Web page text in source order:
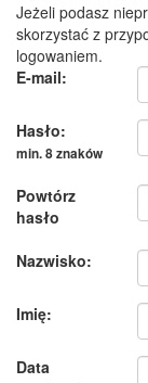
Jeżeli podasz
skorzystać z
logowaniem.
E-mail:
Hasło:
min. 8 znaków
Powtórz
hasło
Nazwisko:
Imię:
Data